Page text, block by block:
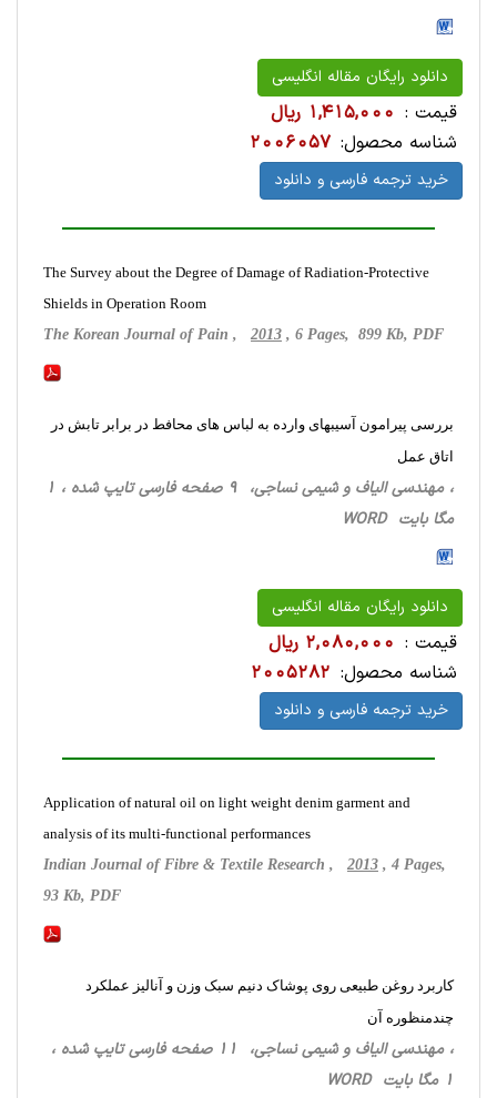
دانلود رایگان مقاله انگلیسی
قیمت : 1,415,000 ریال
شناسه محصول: 2006057
خرید ترجمه فارسی و دانلود
The Survey about the Degree of Damage of Radiation-Protective
Shields in Operation Room
The Korean Journal of Pain , 2013 , 6 Pages, 899 Kb, PDF
بررسی پیرامون آسیبهای وارده به لباس های محافط در برابر تابش در
اتاق عمل
، مهندسی الیاف و شیمی نساجی، 9 صفحه فارسی تایپ شده ، 1
مگا بایت WORD
دانلود رایگان مقاله انگلیسی
قیمت : 2,080,000 ریال
شناسه محصول: 2005282
خرید ترجمه فارسی و دانلود
Application of natural oil on light weight denim garment and
analysis of its multi-functional performances
Indian Journal of Fibre & Textile Research , 2013 , 4 Pages,
93 Kb, PDF
کاربرد روغن طبیعی روی پوشاک دنیم سبک وزن و آنالیز عملکرد
چندمنظوره آن
، مهندسی الیاف و شیمی نساجی، 11 صفحه فارسی تایپ شده ،
1 مگا بایت WORD